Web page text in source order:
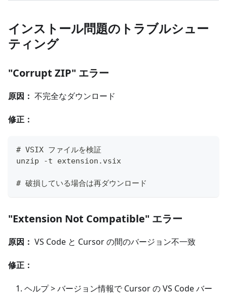
インストール問題のトラブルシュー
ティング
"Corrupt ZIP" エラー
原因： 不完全なダウンロード
修正：
# VSIX ファイルを検証
unzip -t extension.vsix
# 破損している場合は再ダウンロード
"Extension Not Compatible" エラー
原因： VS Code と Cursor の間のバージョン不一致
修正：
ヘルプ > バージョン情報で Cursor の VS Code バー